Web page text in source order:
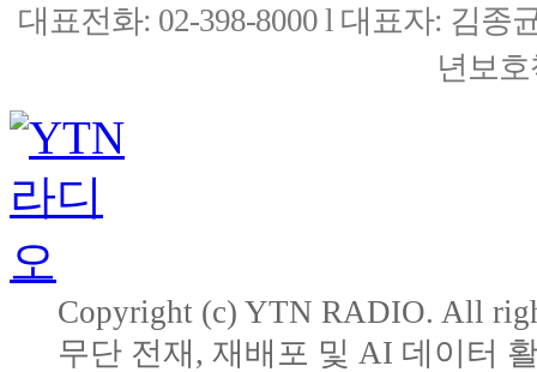
대표전화: 02-398-8000 l 대표자: 김종
년보
Copyright (c) YTN RADIO. All
무단 전재, 재배포 및 AI 데이터